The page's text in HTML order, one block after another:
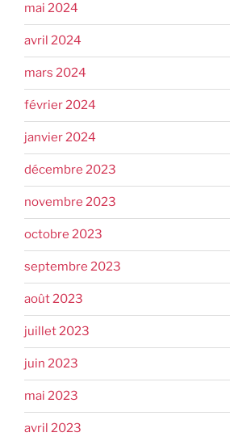
mai 2024
avril 2024
mars 2024
février 2024
janvier 2024
décembre 2023
novembre 2023
octobre 2023
septembre 2023
août 2023
juillet 2023
juin 2023
mai 2023
avril 2023